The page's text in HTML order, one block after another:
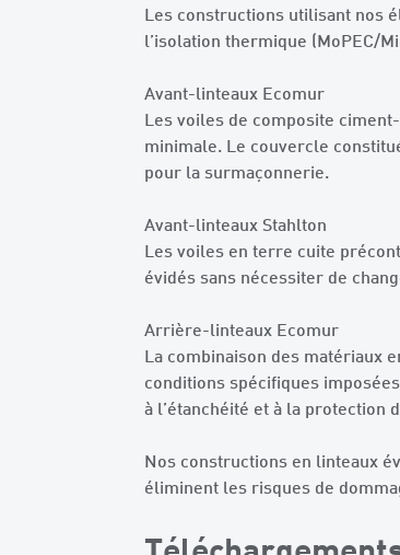
Les constructions utilisant nos
l’isolation thermique (MoPEC/
Avant-linteaux Ecomur
Les voiles de composite
minimale. Le couvercle
pour la surmaçonnerie.
Avant-linteaux Stahlton
Les voiles en terre cuite
évidés sans nécessiter de
Arrière-linteaux Ecomur
La combinaison des matériaux
conditions spécifiques
à l’étanchéité et à la protection
Nos constructions en linteaux
éliminent les risques de